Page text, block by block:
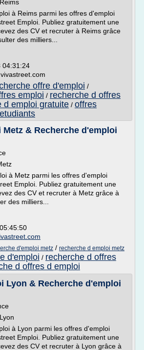
à Reims parmi les offres d'emploi
Emploi. Publiez gratuitement une
des CV et recruter à Reims grâce
des milliers...
04:31:24
offre d'emploi /
emploi / recherche d offres
d emploi gratuite / offres
& Recherche d'emploi
à Metz parmi les offres d'emploi
Emploi. Publiez gratuitement une
des CV et recruter à Metz grâce à
des milliers...
d'emploi metz / recherche d emploi metz
d'emploi / recherche d offres
d offres d emploi
Lyon & Recherche d'emploi
à Lyon parmi les offres d'emploi
Emploi. Publiez gratuitement une
des CV et recruter à Lyon grâce à